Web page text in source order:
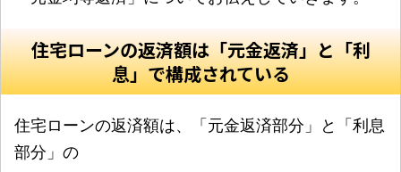
住宅ローンの返済額は「元金返済」と「利
息」で構成されている
住宅ローンの返済額は、「元金返済部分」と「利息
部分」の